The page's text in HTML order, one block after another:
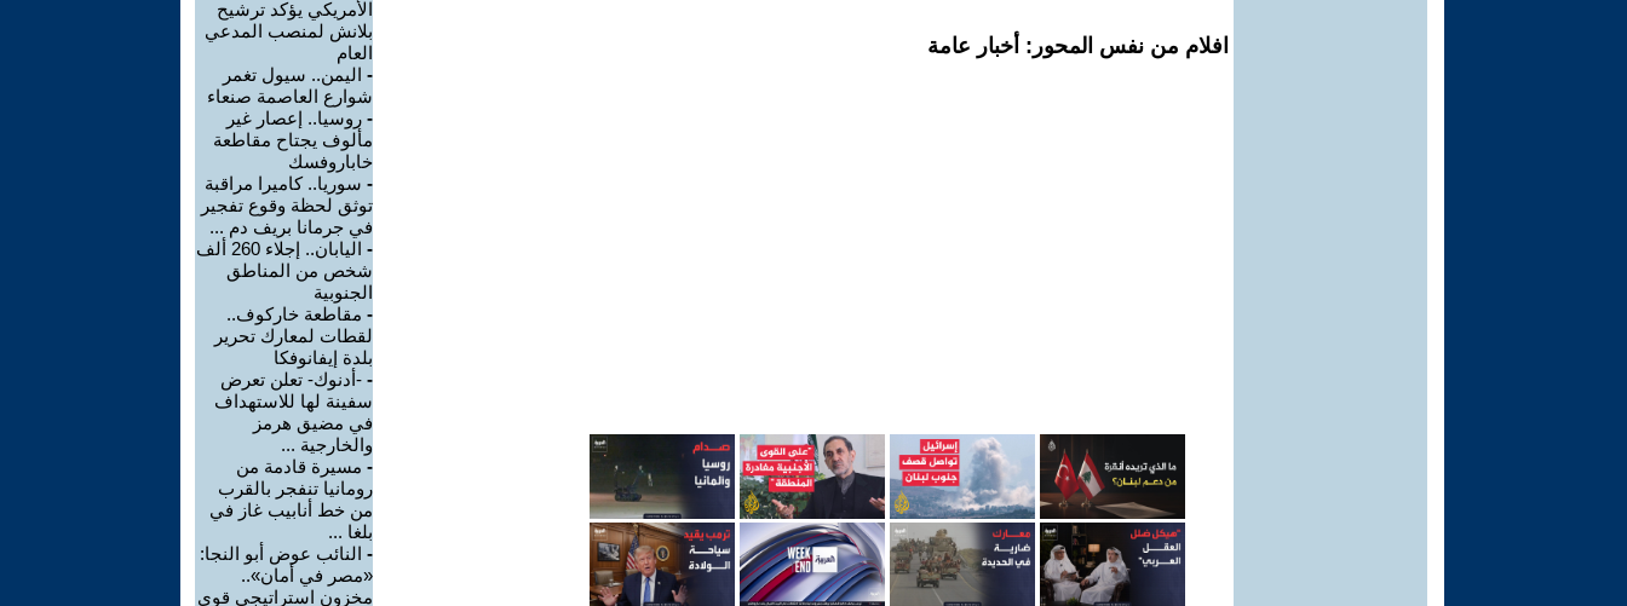
افلام من نفس المحور: أخبار عامة
الأمريكي يؤكد ترشيح
بلانش لمنصب المدعي
العام
- اليمن.. سيول تغمر
شوارع العاصمة صنعاء
- روسيا.. إعصار غير
مألوف يجتاح مقاطعة
خاباروفسك
- سوريا.. كاميرا مراقبة
توثق لحظة وقوع تفجير
في جرمانا بريف دم ...
-
اليابان.. إجلاء 260 ألف
شخص من المناطق
الجنوبية
- مقاطعة خاركوف..
لقطات لمعارك تحرير
بلدة إيفانوفكا
- -أدنوك- تعلن تعرض
سفينة لها للاستهداف
في مضيق هرمز
والخارجية ...
- مسيرة قادمة من
رومانيا تنفجر بالقرب
من خط أنابيب غاز في
بلغا ...
- النائب عوض أبو النجا:
«مصر في أمان»..
مخزون استراتيجي قوي